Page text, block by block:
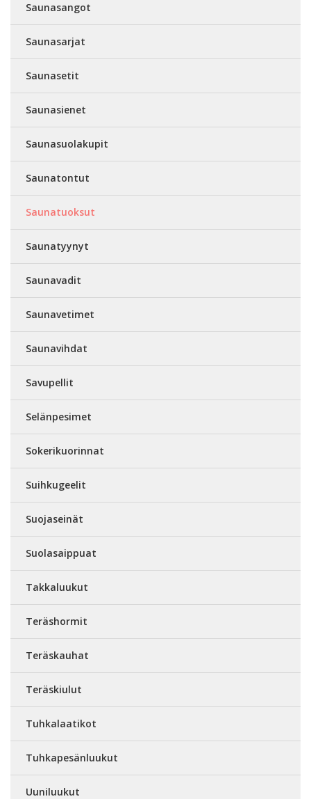
Saunasangot
Saunasarjat
Saunasetit
Saunasienet
Saunasuolakupit
Saunatontut
Saunatuoksut
Saunatyynyt
Saunavadit
Saunavetimet
Saunavihdat
Savupellit
Selänpesimet
Sokerikuorinnat
Suihkugeelit
Suojaseinät
Suolasaippuat
Takkaluukut
Teräshormit
Teräskauhat
Teräskiulut
Tuhkalaatikot
Tuhkapesänluukut
Uuniluukut